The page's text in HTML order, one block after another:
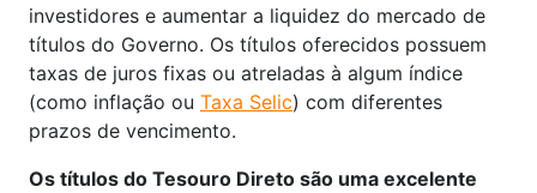
investidores e aumentar a liquidez do mercado de
títulos do Governo. Os títulos oferecidos possuem
taxas de juros fixas ou atreladas à algum índice
(como inflação ou Taxa Selic) com diferentes
prazos de vencimento.
Os títulos do Tesouro Direto são uma excelente